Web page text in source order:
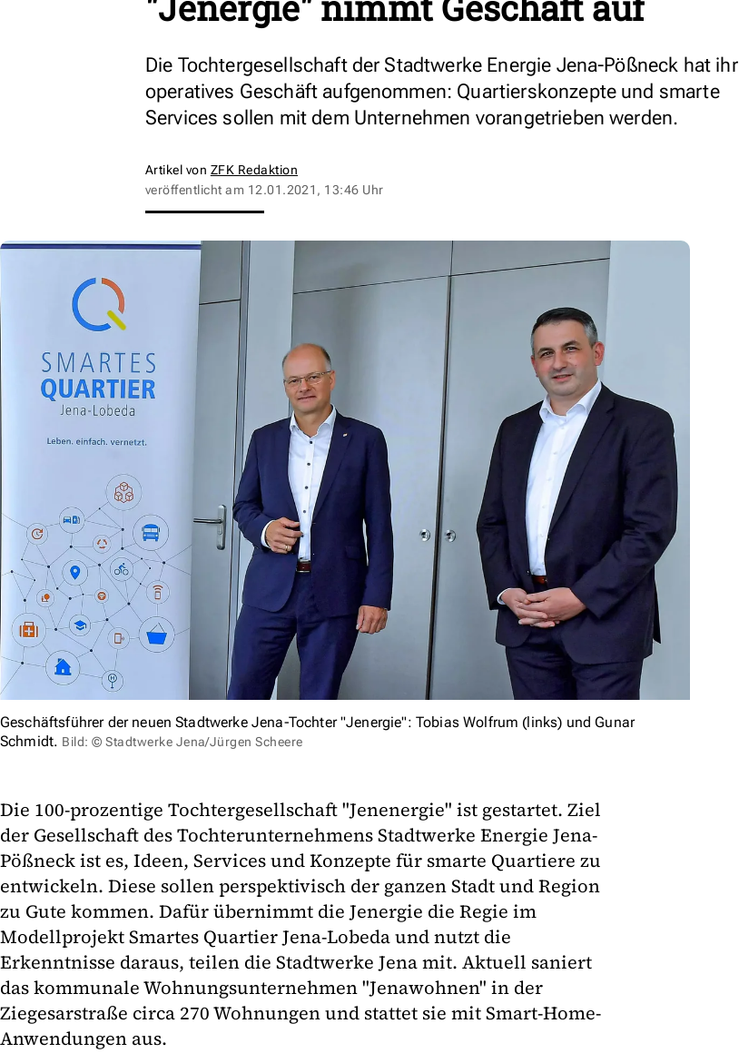
Die Tochtergesellschaft der Stadtwerke Energie Jena-Pößneck hat ihr
operatives Geschäft aufgenommen: Quartierskonzepte und smarte
Services sollen mit dem Unternehmen vorangetrieben werden.
Artikel von ZFK Redaktion
veröffentlicht am 12.01.2021, 13:46 Uhr
Geschäftsführer der neuen Stadtwerke Jena-Tochter "Jenergie": Tobias Wolfrum (links) und Gunar
Schmidt. Bild: © Stadtwerke Jena/Jürgen Scheere
Die 100-prozentige Tochtergesellschaft "Jenenergie" ist gestartet. Ziel
der Gesellschaft des Tochterunternehmens Stadtwerke Energie Jena-
Pößneck ist es, Ideen, Services und Konzepte für smarte Quartiere zu
entwickeln. Diese sollen perspektivisch der ganzen Stadt und Region
zu Gute kommen. Dafür übernimmt die Jenergie die Regie im
Modellprojekt Smartes Quartier Jena-Lobeda und nutzt die
Erkenntnisse daraus, teilen die Stadtwerke Jena mit. Aktuell saniert
das kommunale Wohnungsunternehmen "Jenawohnen" in der
Ziegesarstraße circa 270 Wohnungen und stattet sie mit Smart-Home-
Anwendungen aus.